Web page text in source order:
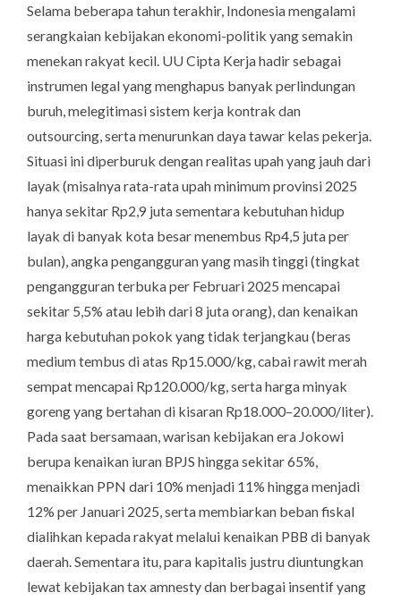
Selama beberapa tahun terakhir, Indonesia mengalami
serangkaian kebijakan ekonomi-politik yang semakin
menekan rakyat kecil. UU Cipta Kerja hadir sebagai
instrumen legal yang menghapus banyak perlindungan
buruh, melegitimasi sistem kerja kontrak dan
outsourcing, serta menurunkan daya tawar kelas pekerja.
Situasi ini diperburuk dengan realitas upah yang jauh dari
layak (misalnya rata-rata upah minimum provinsi 2025
hanya sekitar Rp2,9 juta sementara kebutuhan hidup
layak di banyak kota besar menembus Rp4,5 juta per
bulan), angka pengangguran yang masih tinggi (tingkat
pengangguran terbuka per Februari 2025 mencapai
sekitar 5,5% atau lebih dari 8 juta orang), dan kenaikan
harga kebutuhan pokok yang tidak terjangkau (beras
medium tembus di atas Rp15.000/kg, cabai rawit merah
sempat mencapai Rp120.000/kg, serta harga minyak
goreng yang bertahan di kisaran Rp18.000–20.000/liter).
Pada saat bersamaan, warisan kebijakan era Jokowi
berupa kenaikan iuran BPJS hingga sekitar 65%,
menaikkan PPN dari 10% menjadi 11% hingga menjadi
12% per Januari 2025, serta membiarkan beban fiskal
dialihkan kepada rakyat melalui kenaikan PBB di banyak
daerah. Sementara itu, para kapitalis justru diuntungkan
lewat kebijakantax amnestydan berbagai insentif yang